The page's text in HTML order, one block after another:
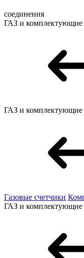
соединения
ГАЗ и комплектующие
ГАЗ и комплектующие
Газовые счетчики
ГАЗ и комплектующие